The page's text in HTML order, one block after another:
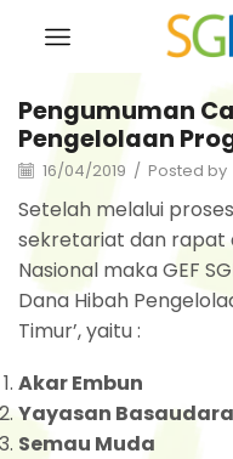
Pengumuman
Pengelolaan
16/04/2019 / Posted by
Setelah melalui
sekretariat dan rapat
Nasional maka GEF
Dana Hibah
Timur’, yaitu :
Akar Embun
Yayasan Basaudara
Semau Muda